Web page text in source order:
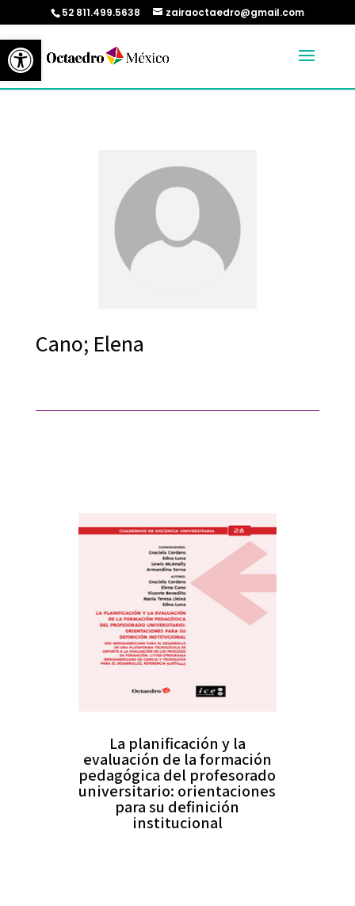
Abrir barra de herramientas
52 811.499.5638 zairaoctaedro@gmail.com
Cano; Elena
La planificación y la
evaluación de la formación
pedagógica del profesorado
universitario: orientaciones
para su definición
institucional